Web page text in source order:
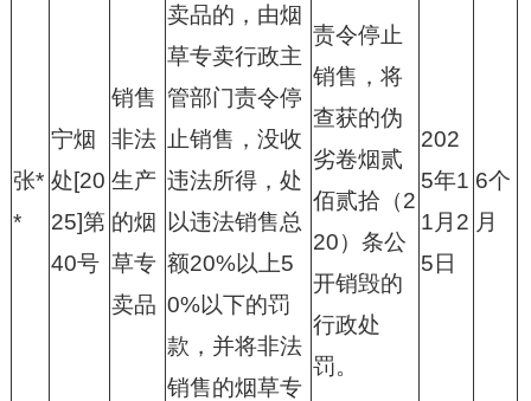
张*
*
宁烟
处[20
25]第
40号
销售
非法
生产
的烟
草专
卖品
卖品的，由烟
草专卖行政主
管部门责令停
止销售，没收
违法所得，处
以违法销售总
额20%以上5
0%以下的罚
款，并将非法
销售的烟草专
责令停止
销售，将
查获的伪
劣卷烟贰
佰贰拾（2
20）条公
开销毁的
行政处
罚。
202
5年1
1月2
5日
6个
月